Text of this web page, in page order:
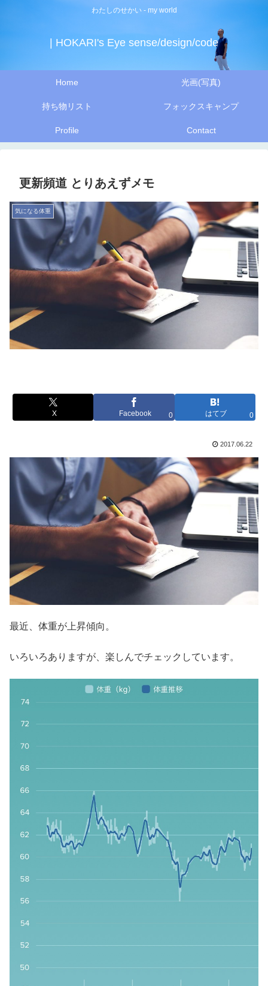
わたしのせかい - my world
| HOKARI's Eye sense/design/code
Home 光画(写真)
持ち物リスト フォックスキャンプ
Profile Contact
更新頻道 とりあえずメモ
気になる体重
X Facebook 0 はてブ 0
2017.06.22
最近、体重が上昇傾向。
いろいろありますが、楽しんでチェックしています。